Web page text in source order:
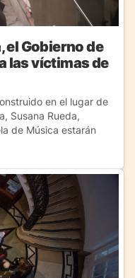
el Gobierno de
las víctimas de
en el lugar de
Susana Rueda,
de Música estarán